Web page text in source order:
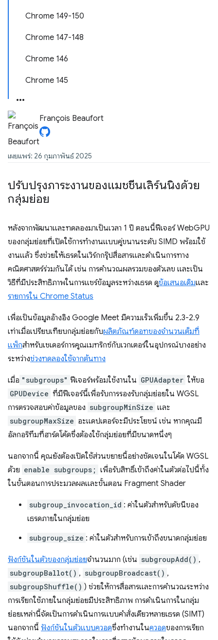
Chrome 149-150
Chrome 147-148
Chrome 146
Chrome 145
François Beaufort
เผยแพร่: 26 กุมภาพันธ์ 2025
ปรับปรุงภาระงานของแมชชีนเลิร์นนิงด้วย
กลุ่มย่อย
หลังจากพัฒนาและทดลองมาเป็นเวลา 1 ปี ตอนนี้ฟีเจอร์ WebGPU
ของกลุ่มย่อยที่เปิดใช้การทำงานแบบคู่ขนานระดับ SIMD พร้อมใช้
งานแล้ว ซึ่งช่วยให้เธรดในเวิร์กกรุ๊ปสื่อสารและดำเนินการทาง
คณิตศาสตร์ร่วมกันได้ เช่น การคำนวณผลรวมของตัวเลข และเป็น
วิธีที่มีประสิทธิภาพในการแชร์ข้อมูลระหว่างเธรด ดูข้อเสนอเดิมและ
รายการใน Chrome Status
เพื่อเป็นข้อมูลอ้างอิง Google Meet มีความเร็วเพิ่มขึ้น 2.3-2.9
เท่าเมื่อเปรียบเทียบกลุ่มย่อยกับผลิตภัณฑ์ดอทของจำนวนเต็มที่
แพ็กสำหรับเชเดอร์การคูณเมทริกซ์กับเวกเตอร์ในอุปกรณ์บางอย่าง
ระหว่างช่วงทดลองใช้จากต้นทาง
เมื่อ "subgroups" ฟีเจอร์พร้อมใช้งานใน GPUAdapter ให้ขอ
GPUDevice ที่มีฟีเจอร์นี้เพื่อรับการรองรับกลุ่มย่อยใน WGSL
การตรวจสอบค่าข้อมูลของ subgroupMinSize และ
subgroupMaxSize อะแดปเตอร์จะมีประโยชน์ เช่น หากคุณมี
อัลกอริทึมที่ฮาร์ดโค้ดซึ่งต้องใช้กลุ่มย่อยที่มีขนาดหนึ่งๆ
นอกจากนี้ คุณยังต้องเปิดใช้ส่วนขยายนี้อย่างชัดเจนในโค้ด WGSL
ด้วย enable subgroups; เพื่อรับสิทธิ์เข้าถึงค่าในตัวต่อไปนี้ทั้ง
ในขั้นตอนการประมวลผลและขั้นตอน Fragment Shader
subgroup_invocation_id : ค่าในตัวสำหรับดัชนีของ
เธรดภายในกลุ่มย่อย
subgroup_size : ค่าในตัวสำหรับการเข้าถึงขนาดกลุ่มย่อย
ฟังก์ชันในตัวของกลุ่มย่อยจำนวนมาก (เช่น subgroupAdd() ,
subgroupBallot() , subgroupBroadcast() ,
subgroupShuffle() ) ช่วยให้การสื่อสารและการคำนวณระหว่าง
การเรียกใช้ภายในกลุ่มย่อยมีประสิทธิภาพ การดำเนินการในกลุ่ม
ย่อยเหล่านี้จัดเป็นการดำเนินการแบบคำสั่งเดียวหลายเธรด (SIMT)
นอกจากนี้ ฟังก์ชันในตัวแบบควอดซึ่งทำงานในควอดของการเรียก